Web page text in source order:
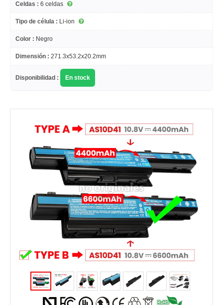
Celdas : 6 celdas
Tipo de célula : Li-ion
Color : Negro
Dimensión : 271.3x53.2x20.2mm
Disponibilidad : En stock